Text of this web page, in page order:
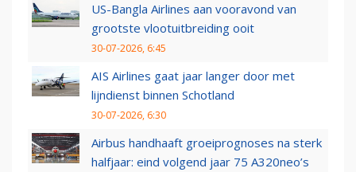
US-Bangla Airlines aan vooravond van
grootste vlootuitbreiding ooit
30-07-2026, 6:45
AIS Airlines gaat jaar langer door met
lijndienst binnen Schotland
30-07-2026, 6:30
Airbus handhaaft groeiprognoses na sterk
halfjaar: eind volgend jaar 75 A320neo’s